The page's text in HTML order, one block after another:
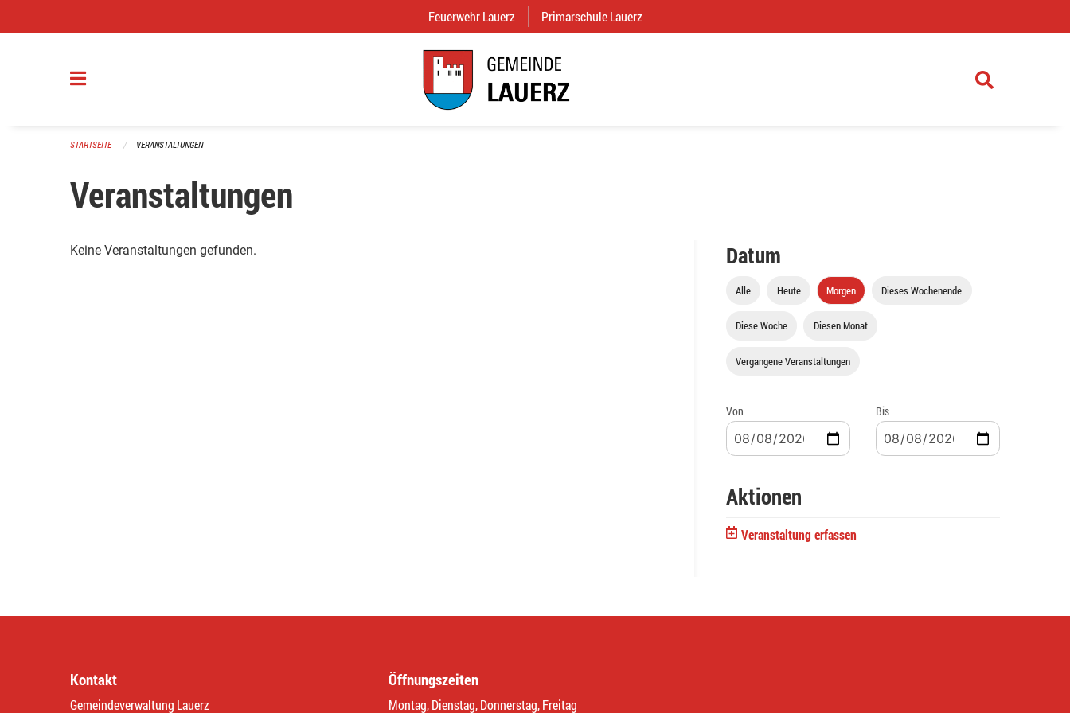
Feuerwehr Lauerz (External Link)
Primarschule Lauerz
STARTSEITE VERANSTALTUNGEN
Veranstaltungen
Keine Veranstaltungen gefunden. Datum
Alle Heute Morgen Dieses Wochenende
Diese Woche Diesen Monat
Vergangene Veranstaltungen
Von Bis
Aktionen
Veranstaltung erfassen
Kontakt
Gemeindeverwaltung Lauerz
Öffnungszeiten
Montag, Dienstag, Donnerstag, Freitag